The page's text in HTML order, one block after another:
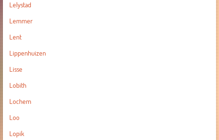
Lelystad
Lemmer
Lent
Lippenhuizen
Lisse
Lobith
Lochem
Loo
Lopik